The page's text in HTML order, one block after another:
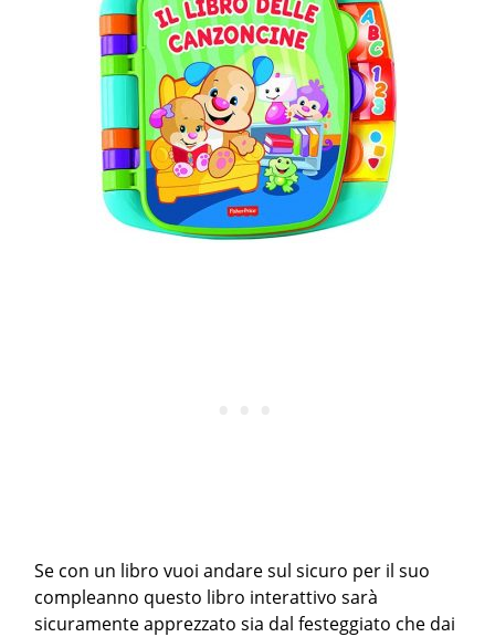
Se con un libro vuoi andare sul sicuro per il suo
compleanno questo libro interattivo sarà
sicuramente apprezzato sia dal festeggiato che dai